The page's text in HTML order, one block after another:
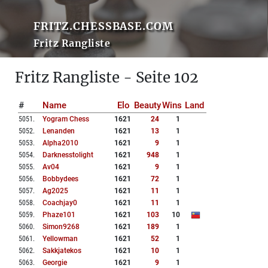
FRITZ.CHESSBASE.COM
Fritz Rangliste
Fritz Rangliste - Seite 102
# Name Elo BeautyWins Land
5051 . Yogram Chess 1621 24
1
5052. Lenanden 1621 13
1
5053. Alpha2010 1621 9
1
5054. Darknesstolight 1621 948
1
5055. Av04 1621 9
1
5056. Bobbydees 1621 72
1
5057. Ag2025 1621 11
1
5058. Coachjay0 1621 11
1
5059. Phaze101 1621 103
10
5060. Simon9268 1621 189
1
5061 . Yellowman 1621 52
1
5062. Sakkjatekos 1621 10
1
5063. Georgie 1621 9 1